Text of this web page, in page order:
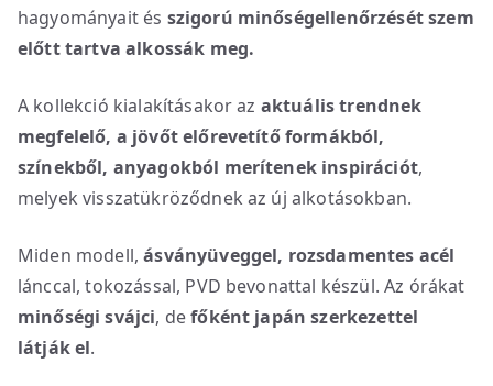
hagyományait és szigorú minőségellenőrzését szem
előtt tartva alkossák meg.
A kollekció kialakításakor az aktuális trendnek
megfelelő, a jövőt előrevetítő formákból,
színekből, anyagokból merítenek inspirációt,
melyek visszatükröződnek az új alkotásokban.
Miden modell,ásványüveggel, rozsdamentes acél
lánccal, tokozással, PVD bevonattal készül. Az órákat
minőségi svájci, defőként japán szerkezettel
látják el.